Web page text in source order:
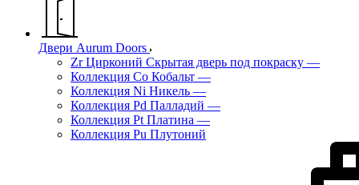
Двери Aurum Doors
Zr Цирконий Скрытая дверь под покраску —
Коллекция Co Кобальт —
Коллекция Ni Никель —
Коллекция Pd Палладий —
Коллекция Pt Платина —
Коллекция Pu Плутоний